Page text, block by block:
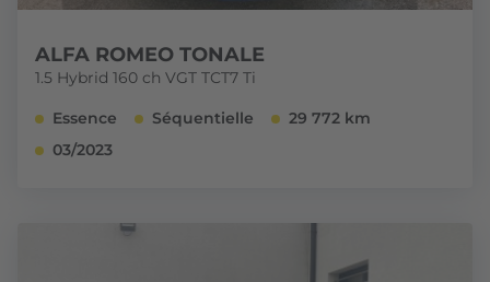
ALFA ROMEO TONALE
1.5 Hybrid 160 ch VGT TCT7 Ti
Essence Séquentielle
29 772 km
03/2023